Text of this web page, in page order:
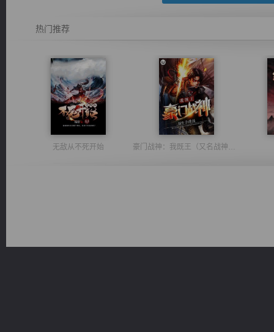
热门推荐
无敌从不死开始 豪门战神：我既王（又名战神归来不败神婿修罗战神）